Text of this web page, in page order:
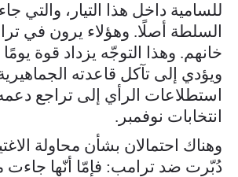
للسامية داخل هذا التيار، والتي
السلطة أصلًا. وهؤلاء يرون في
خانهم. وهذا التوجّه يزداد قوة يومًا
ويؤدي إلى تآكل قاعدته
استطلاعات الرأي إلى تراجع
انتخابات نوفمبر.
وهناك احتمالان بشأن محاولة
دُبّرت ضد ترامب: فإمّا أنّها